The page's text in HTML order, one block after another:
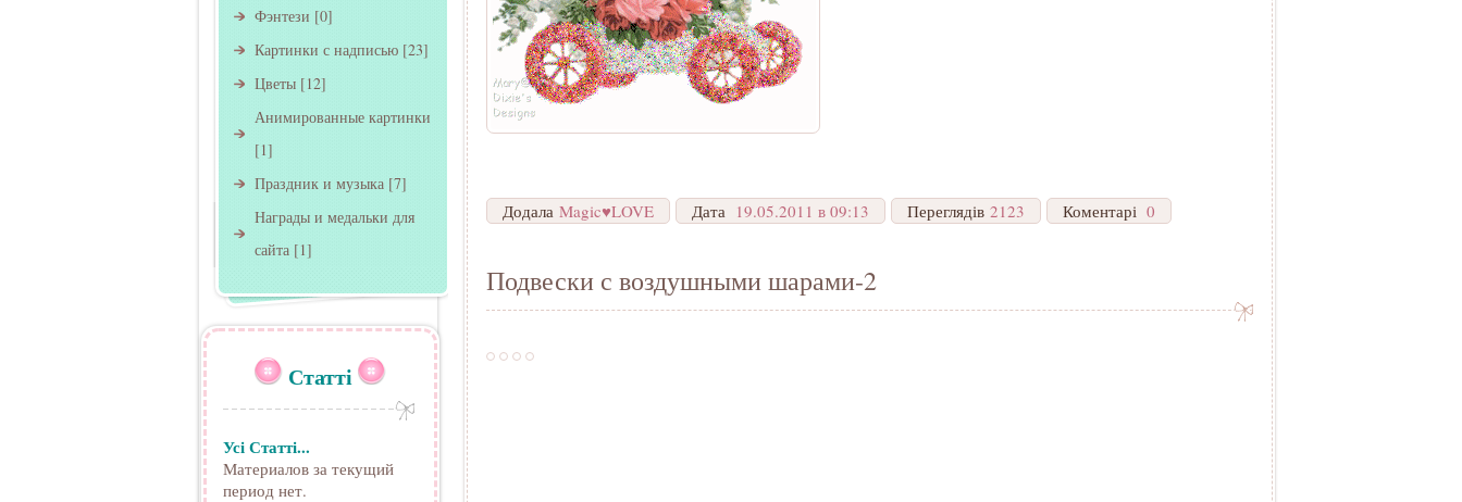
Додала Magic♥LOVE Дата 19.05.2011 в 09:13 Переглядів 2123 Коментарі 0
Подвески с воздушными шарами-2
Фэнтези [0]
Картинки с надписью [23]
Цветы [12]
Анимированные картинки
[1]
Праздник и музыка [7]
Награды и медальки для
сайта [1]
Статті
Усі Статті...
Материалов за текущий
период нет.